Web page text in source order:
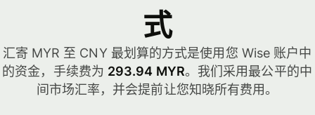
式
汇寄 MYR 至 CNY 最划算的方式是使用您 Wise 账户中
的资金，手续费为 293.94 MYR。我们采用最公平的中
间市场汇率，并会提前让您知晓所有费用。